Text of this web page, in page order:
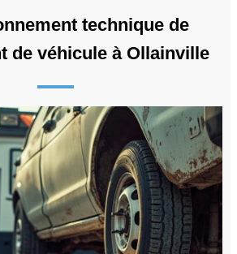
technique de
de véhicule à Ollainville